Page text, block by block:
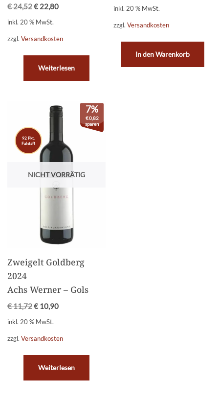
€24,52€ 22,80
inkl. 20 % MwSt.
zzgl. Versandkosten
Weiterlesen
inkl. 20 % MwSt.
zzgl.Versandkosten
In den Warenkorb
NICHT VORRÄTIG
92 Pkt.
Falstaff
7%
€0,82
sparen
Zweigelt Goldberg
2024
Achs Werner – Gols
€11,72€ 10,90
inkl. 20 % MwSt.
zzgl. Versandkosten
Weiterlesen